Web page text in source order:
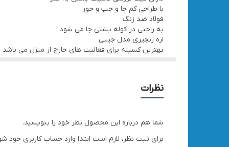
با طراحی کم جا و جپ و جور
فولاد ضد زنگ
به راحتی در کوله پشتی جا می شود
اره زنجیری مدل جیبی
بهترین کسیله برای فعالیت های خارج از منزل می باشد
نظرات
شما هم درباره این محصول نظر خود را بنویسید.
برای ثبت نظر، لازم است ابتدا وارد حساب کاربری خود